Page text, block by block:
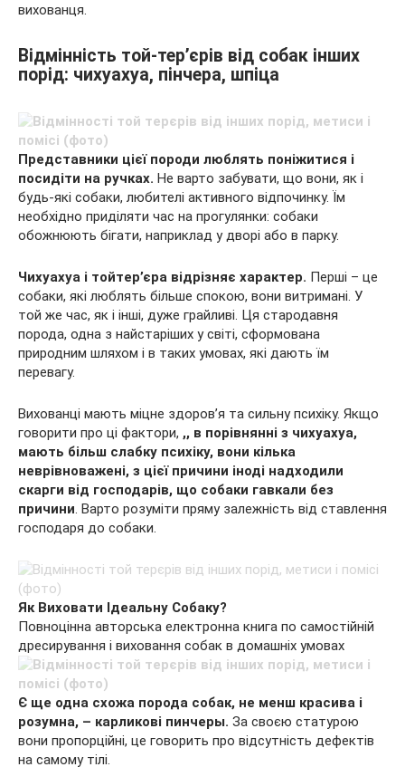
вихованця.
Відмінність той-тер’єрів від собак інших
порід: чихуахуа, пінчера, шпіца
Представники цієї породи люблять поніжитися і
посидіти на ручках. Не варто забувати, що вони, як і
будь-які собаки, любителі активного відпочинку. Їм
необхідно приділяти час на прогулянки: собаки
обожнюють бігати, наприклад у дворі або в парку.
Чихуахуа і тойтер’єра відрізняє характер. Перші – це
собаки, які люблять більше спокою, вони витримані. У
той же час, як і інші, дуже грайливі. Ця стародавня
порода, одна з найстаріших у світі, сформована
природним шляхом і в таких умовах, які дають їм
перевагу.
Вихованці мають міцне здоров’я та сильну психіку. Якщо
говорити про ці фактори, ,, в порівнянні з чихуахуа,
мають більш слабку психіку, вони кілька
неврівноважені, з цієї причини іноді надходили
скарги від господарів, що собаки гавкали без
причини . Варто розуміти пряму залежність від ставлення
господаря до собаки.
Як Виховати Ідеальну Собаку?
Повноцінна авторська електронна книга по самостійній
дресирування і виховання собак в домашніх умовах
Є ще одна схожа порода собак, не менш красива і
розумна, – карликові пинчеры. За своєю статурою
вони пропорційні, це говорить про відсутність дефектів
на самому тілі.